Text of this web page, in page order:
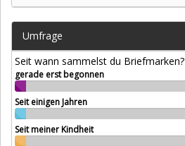
Umfrage
Seit wann sammelst du Briefmarken?
gerade erst begonnen
Seit einigen Jahren
Seit meiner Kindheit